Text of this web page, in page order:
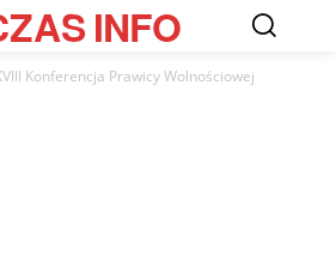
INFO
Konferencja Prawicy Wolnościowej